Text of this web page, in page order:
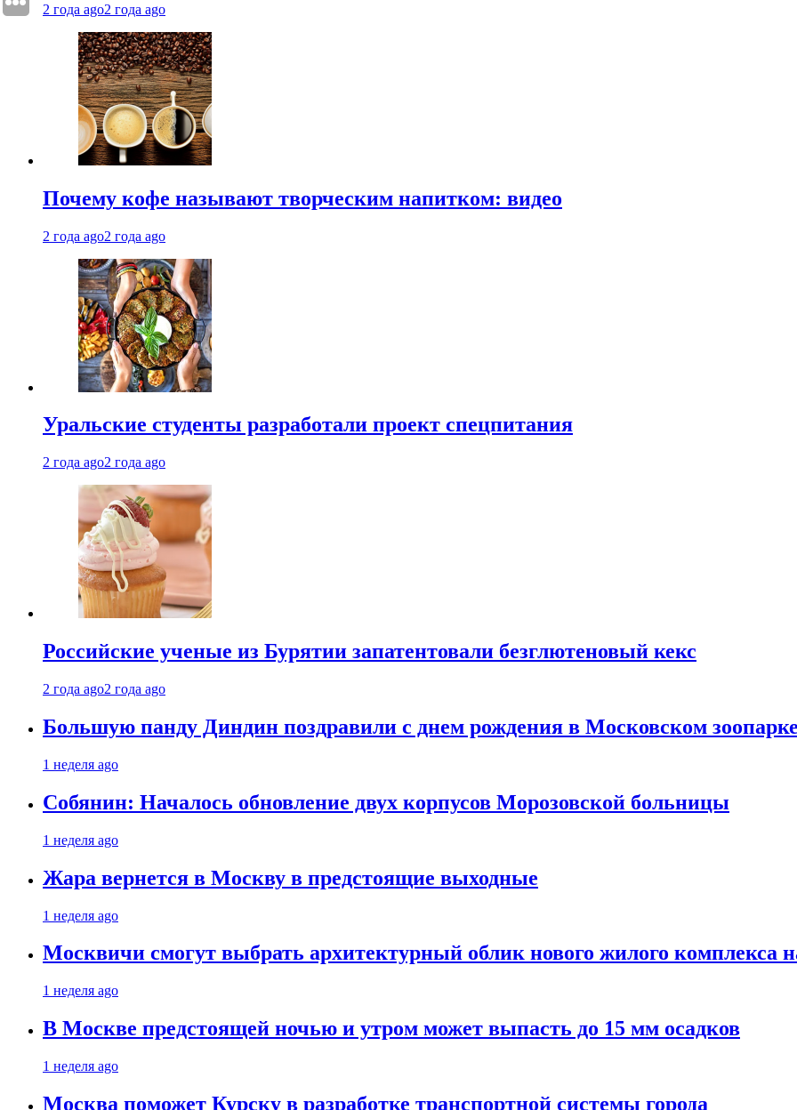
2 года ago2 года ago
Почему кофе называют творческим напитком: видео
2 года ago2 года ago
Уральские студенты разработали проект спецпитания
2 года ago2 года ago
Российские ученые из Бурятии запатентовали безглютеновый кекс
2 года ago2 года ago
Большую панду Диндин поздравили с днем рождения в Московском зоопарке
1 неделя ago
Собянин: Началось обновление двух корпусов Морозовской больницы
1 неделя ago
Жара вернется в Москву в предстоящие выходные
1 неделя ago
Москвичи смогут выбрать архитектурный облик нового жилого комплекса
1 неделя ago
В Москве предстоящей ночью и утром может выпасть до 15 мм осадков
1 неделя ago
Москва поможет Курску в разработке транспортной системы города